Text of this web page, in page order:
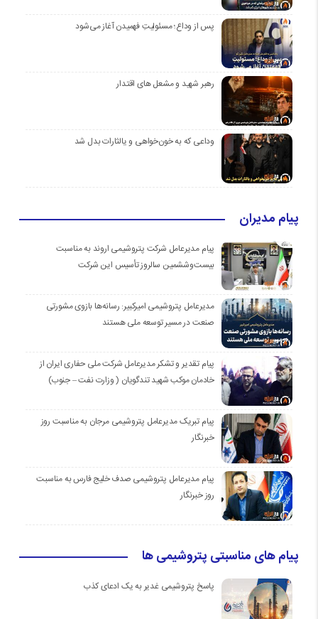
پس از وداع؛ مسئولیتِ فهمیدن آغاز می‌شود
رهبر شهید و مشعل های اقتدار
وداعی که به خون‌خواهی و یالثارات بدل شد
پیام مدیران
پیام مدیرعامل شرکت پتروشیمی اروند به مناسبت
بیست‌و‌ششمین سالروز تأسیس این شرکت
مدیرعامل پتروشیمی امیرکبیر: رسانه‌ها بازوی مشورتی
صنعت در مسیر توسعه ملی هستند
پیام تقدیر و تشکر مدیرعامل شرکت ملی حفاری ایران از
خادمان موكب شهيد تندگويان ( وزارت نفت – جنوب)
پیام تبریک مدیرعامل پتروشیمی مرجان به مناسبت روز
خبرنگار
پیام مدیرعامل پتروشیمی صدف خلیج فارس به مناسبت
روز خبرنگار
پیام های مناسبتی پتروشیمی ها
پاسخ پتروشیمی غدیر به یک ادعای کذب